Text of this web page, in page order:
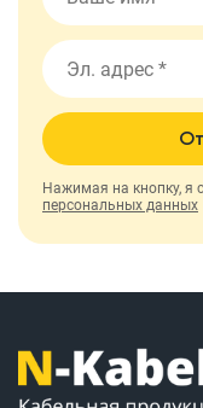
Нажимая на кнопку, я
персональных данных